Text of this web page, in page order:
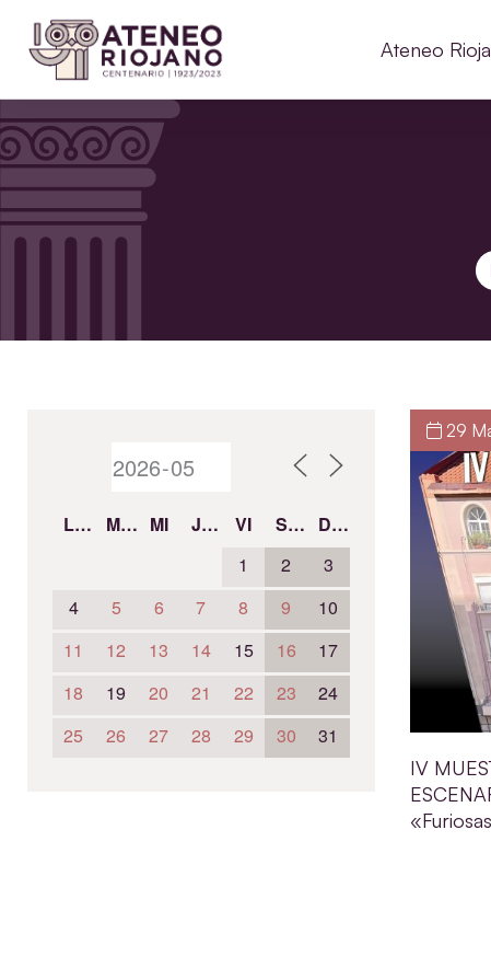
Ateneo
LU MA MI JU VI SÁ
DO
1
2
3
4
5 6 7 8 9
10
11
12 13 14 15 16
17
18
19 20 21 22 23
24
25
26 27 28 29 30 31
29
IV